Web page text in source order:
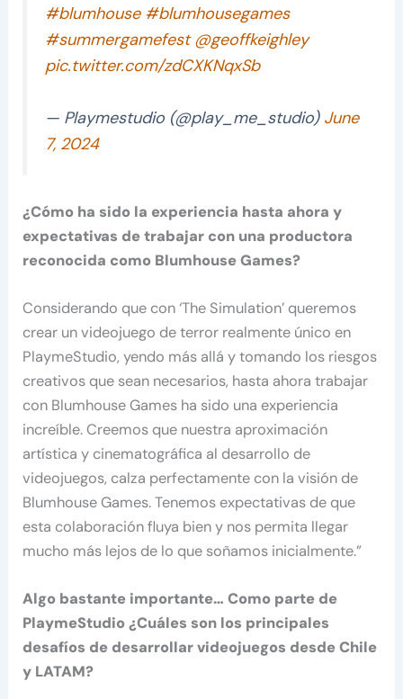
#blumhouse #blumhousegames
#summergamefest @geoffkeighley
pic.twitter.com/zdCXKNqxSb
— Playmestudio (@play_me_studio) June
7, 2024
¿Cómo ha sido la experiencia hasta ahora y
expectativas de trabajar con una productora
reconocida como Blumhouse Games?
Considerando que con ‘The Simulation’ queremos
crear un videojuego de terror realmente único en
PlaymeStudio, yendo más allá y tomando los riesgos
creativos que sean necesarios, hasta ahora trabajar
con Blumhouse Games ha sido una experiencia
increíble. Creemos que nuestra aproximación
artística y cinematográfica al desarrollo de
videojuegos, calza perfectamente con la visión de
Blumhouse Games. Tenemos expectativas de que
esta colaboración fluya bien y nos permita llegar
mucho más lejos de lo que soñamos inicialmente.”
Algo bastante importante… Como parte de
PlaymeStudio ¿Cuáles son los principales
desafíos de desarrollar videojuegos desde Chile
y LATAM?